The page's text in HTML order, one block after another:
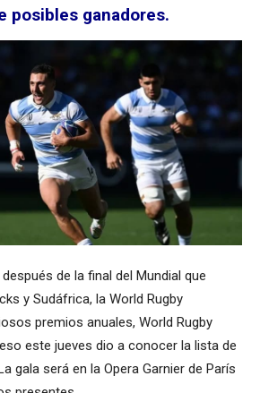
posibles ganadores.
de la final del Mundial que
y Sudáfrica, la World Rugby
premios anuales, World Rugby
este jueves dio a conocer la lista de
gala será en la Opera Garnier de París